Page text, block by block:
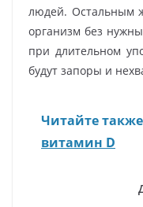
людей. Остальным
организм без
при длительном
будут запоры и
Читайте
витамин D